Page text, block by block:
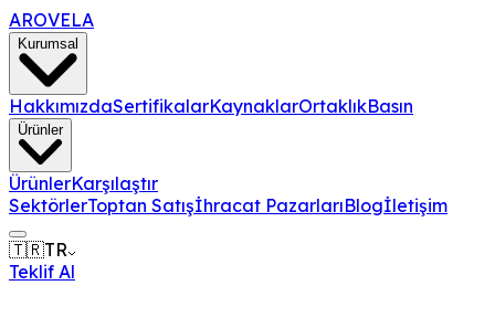
AROVELA
Kurumsal
HakkımızdaSertifikalarKaynaklarOrtaklıkBasın
Ürünler
ÜrünlerKarşılaştır
SektörlerToptan Satışİhracat PazarlarıBlogİletişim
🇹🇷TR
Teklif Al